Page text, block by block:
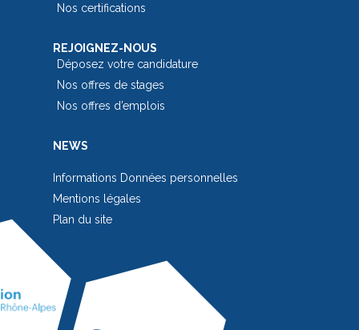
Nos certifications
REJOIGNEZ-NOUS
Déposez votre candidature
Nos offres de stages
Nos offres d’emplois
NEWS
Informations Données personnelles
Mentions légales
Plan du site